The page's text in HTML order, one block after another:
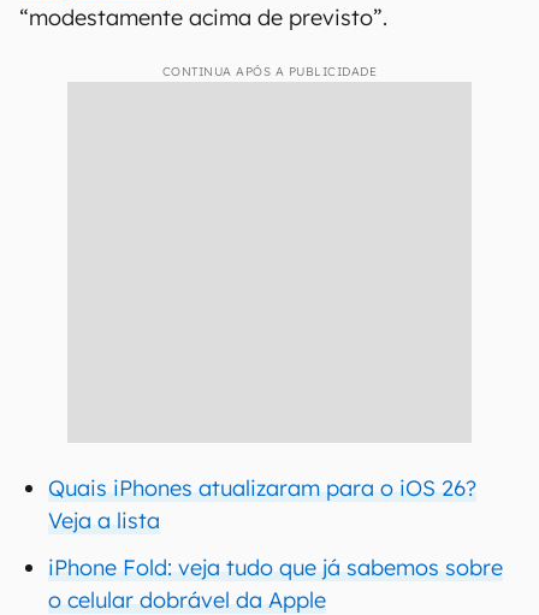
“modestamente acima de previsto”.
CONTINUA APÓS A PUBLICIDADE
Quais iPhones atualizaram para o iOS 26?
Veja a lista
iPhone Fold: veja tudo que já sabemos sobre
o celular dobrável da Apple